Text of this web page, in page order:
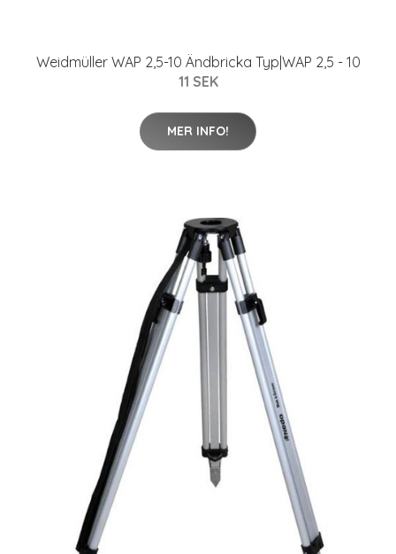
Weidmüller WAP 2,5-10 Ändbricka Typ|WAP 2,5 - 10
11 SEK
MER INFO!